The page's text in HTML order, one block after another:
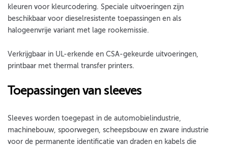
kleuren voor kleurcodering. Speciale uitvoeringen zijn
beschikbaar voor dieselresistente toepassingen en als
halogeenvrije variant met lage rookemissie.
Verkrijgbaar in UL-erkende en CSA-gekeurde uitvoeringen,
printbaar met thermal transfer printers.
Toepassingen van sleeves
Sleeves worden toegepast in de automobielindustrie,
machinebouw, spoorwegen, scheepsbouw en zware industrie
voor de permanente identificatie van draden en kabels die